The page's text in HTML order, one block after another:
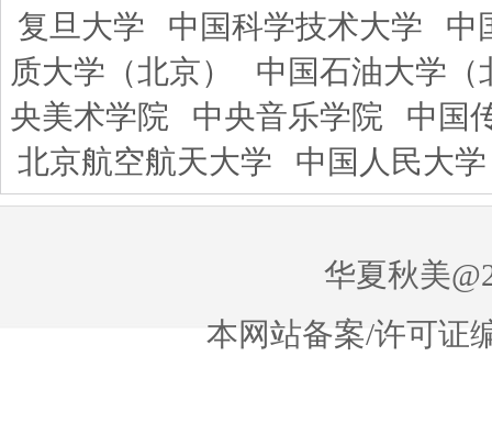
复旦大学
中国科学技术大学
中
质大学（北京）
中国石油大学（
央美术学院
中央音乐学院
中国
北京航空航天大学
中国人民大学
华夏秋美
本网站备案/许可证